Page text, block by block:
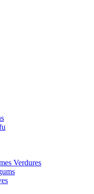
Verdures